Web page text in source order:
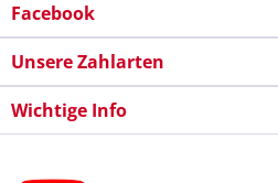
Facebook
Unsere Zahlarten
Wichtige Info